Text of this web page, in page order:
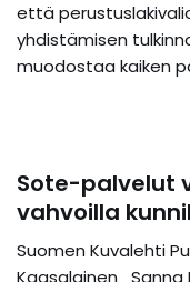
että
yhdistämisen
muodostaa kaiken
Sote-palvelut
vahvoilla
Suomen Kuvalehti
Kaasalainen Sanna